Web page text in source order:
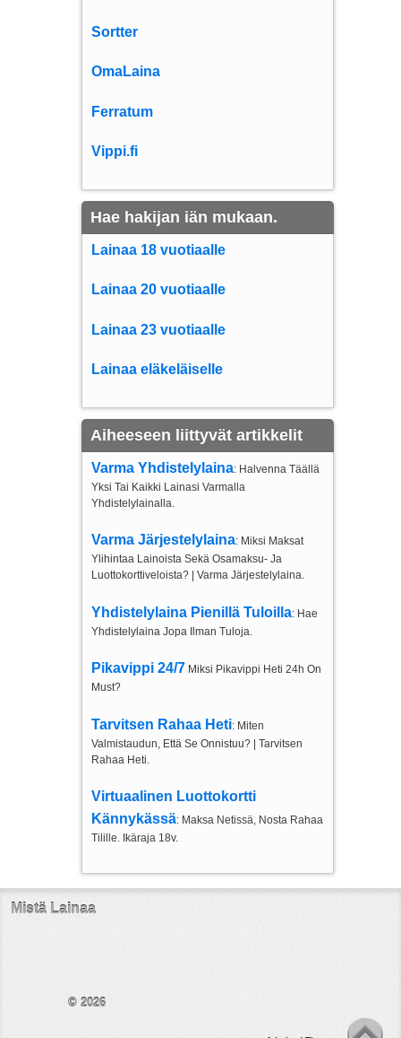
Sortter
OmaLaina
Ferratum
Vippi.fi
Hae hakijan iän mukaan.
Lainaa 18 vuotiaalle
Lainaa 20 vuotiaalle
Lainaa 23 vuotiaalle
Lainaa eläkeläiselle
Aiheeseen liittyvät artikkelit
Varma Yhdistelylaina: Halvenna Täällä
Yksi Tai Kaikki Lainasi Varmalla
Yhdistelylainalla.
Varma Järjestelylaina: Miksi Maksat
Ylihintaa Lainoista Sekä Osamaksu- Ja
Luottokorttiveloista? | Varma Järjestelylaina.
Yhdistelylaina Pienillä Tuloilla: Hae
Yhdistelylaina Jopa Ilman Tuloja.
Pikavippi 24/7 Miksi Pikavippi Heti 24h On
Must?
Tarvitsen Rahaa Heti: Miten
Valmistaudun, Että Se Onnistuu? | Tarvitsen
Rahaa Heti.
Virtuaalinen Luottokortti
Kännykässä: Maksa Netissä, Nosta Rahaa
Tilille. Ikäraja 18v.
Mistä Lainaa
© 2026